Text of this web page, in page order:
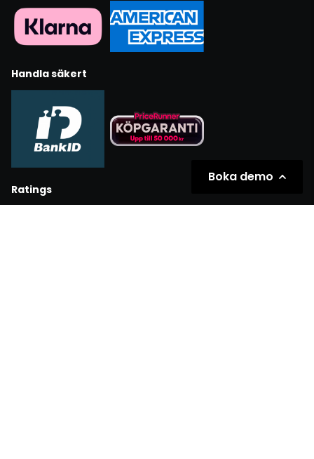
Handla säkert
Ratings
Boka demo